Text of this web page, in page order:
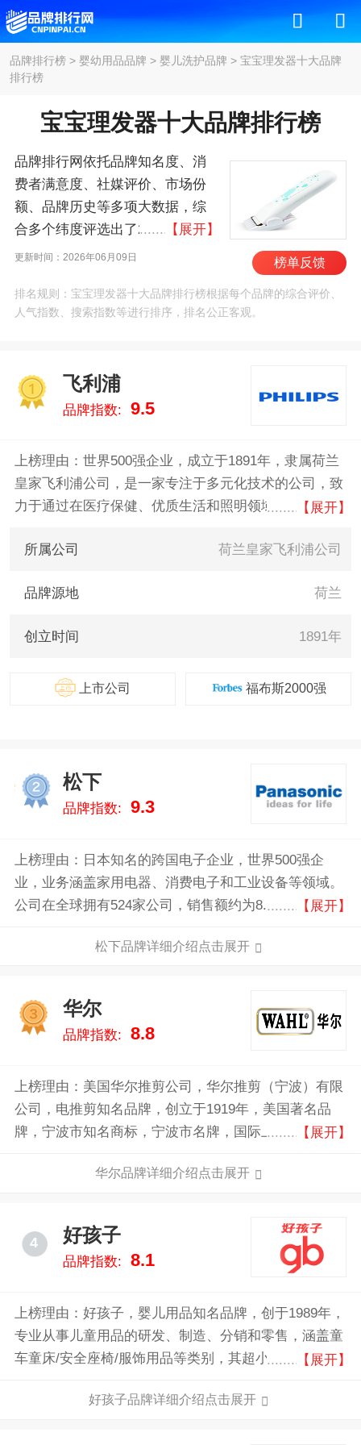
品牌排行榜> 婴幼用品品牌 > 婴儿洗护品牌 > 宝宝理发器十大品牌
排行榜
宝宝理发器十大品牌排行榜
品牌排行网依托品牌知名度、消
费者满意度、社媒评价、市场份
额、品牌历史等多项大数据，综
合多个纬度评选出了2026年宝宝
理发器十大品牌排行榜，其中前
下/Panasonic、华尔/WAHL、好孩
子/Goodbaby、飞科/FLYCO、
腾/POVOS 。我们致力于用最真
实的数据告诉您宝宝理发器什么
【展开】
更新时间：2026年06月09日 榜单反馈
排名规则：宝宝理发器十大品牌排行榜根据每个品牌的综合评价、
人气指数、搜索指数等进行排序，排名公正客观。
1
飞利浦
品牌指数: 9.5
上榜理由：世界500强企业，成立于1891年，隶属荷兰
皇家飞利浦公司，是一家专注于多元化技术的公司，致
力于通过在医疗保健、优质生活和照明领域的有意义创
护理与家庭医疗保健、节能照明解决方案与新型照明应
等方面。
【展开】
所属公司 荷兰皇家飞利浦公司
品牌源地 荷兰
创立时间 1891年
上市公司 福布斯2000强
2
松下
品牌指数: 9.3
上榜理由：日本知名的跨国电子企业，世界500强企
业，业务涵盖家用电器、消费电子和工业设备等领域。
公司在全球拥有524家公司，销售额约为8.38万亿日【展开】
松下品牌详细介绍点击展开
3
华尔
品牌指数: 8.8
上榜理由：美国华尔推剪公司，华尔推剪（宁波）有限
公司，电推剪知名品牌，创立于1919年，美国著名品
牌，宁波市知名商标，宁波市名牌，国际上最著名的理
理工具制造商。
【展开】
华尔品牌详细介绍点击展开
4 好孩子
品牌指数: 8.1
上榜理由：好孩子，婴儿用品知名品牌，创于1989年，
专业从事儿童用品的研发、制造、分销和零售，涵盖童
车童床/安全座椅/服饰用品等类别，其超小尺寸折叠婴
生产以及销售产品，主要包括「gb好孩子」和「小龙哈
【展开】
好孩子品牌详细介绍点击展开